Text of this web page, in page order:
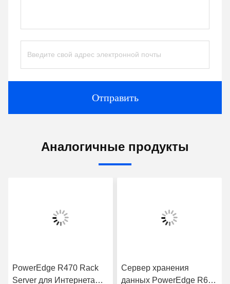
Отправить
Аналогичные продукты
PowerEdge R470 Rack
Server для Интернета
Сервер хранения
данных PowerEdge R660